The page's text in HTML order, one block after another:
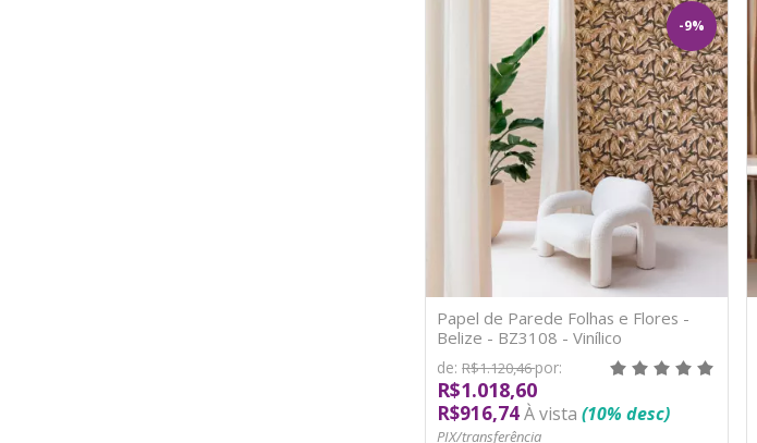
-9%
Papel de Parede Folhas e Flores -
Belize - BZ3108 - Vinílico
de: R$1.120,46por:
R$1.018,60
R$916,74À vista (10% desc)
PIX/transferência